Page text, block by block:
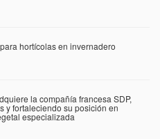
hortícolas en invernadero
la compañía francesa SDP,
y fortaleciendo su posición en
especializada